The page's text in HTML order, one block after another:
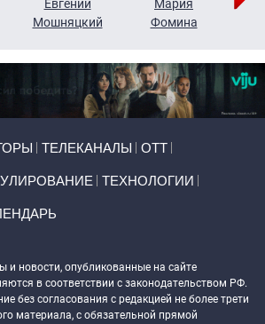
Евгений
Мошняцкий
Мария
Фомина
ТЕЛЕКАНАЛЫ ОТТ
ТЕХНОЛОГИИ
и новости, опубликованные на сайте
в соответствии с законодательством РФ.
без согласования с редакцией не более трети
материала, с обязательной прямой